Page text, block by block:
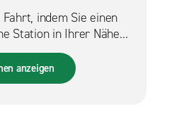
indem Sie einen
Station in Ihrer Nähe
anzeigen